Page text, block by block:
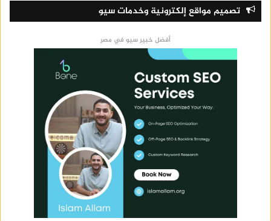
تصميم مواقع إلكترونية وخدمات سيو
أفضل خبير سيو في مصر